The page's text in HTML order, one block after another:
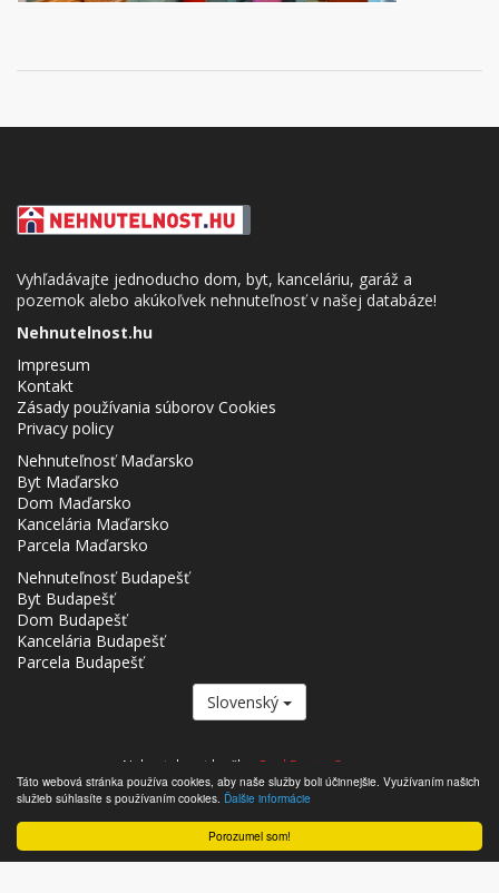
Porozumel som!
Táto webová stránka používa cookies, aby naše služby boli účinnejšie. Využívaním našich
služieb súhlasíte s používaním cookies. Ďalšie informácie
Vyhľadávajte jednoducho dom, byt, kanceláriu, garáž a
pozemok alebo akúkoľvek nehnuteľnosť v našej databáze!
Nehnutelnost.hu
Impresum
Kontakt
Zásady používania súborov Cookies
Privacy policy
Nehnuteľnosť Maďarsko
Byt Maďarsko
Dom Maďarsko
Kancelária Maďarsko
Parcela Maďarsko
Nehnuteľnosť Budapešť
Byt Budapešť
Dom Budapešť
Kancelária Budapešť
Parcela Budapešť
Slovenský
Nehnutelnost.hu člen Real Estate Group.
- Nehnutelnost.hu © 2026 Všetky práva vyhradené